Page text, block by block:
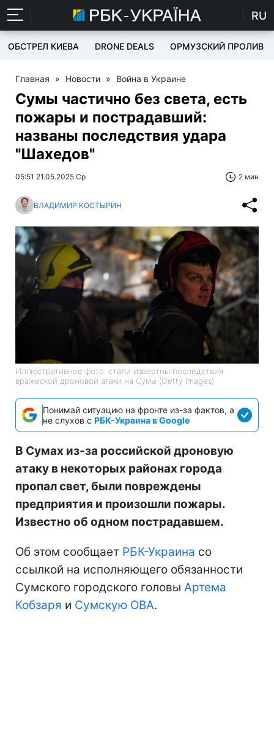
RU
ОБСТРЕЛ КИЕВА DRONE DEALS ОРМУЗСКИЙ ПРОЛИВ
Главная » Новости » Война в Украине
Сумы частично без света, есть
пожары и пострадавший:
названы последствия удара
"Шахедов"
05:51 21.05.2025 Ср 2 мин
ВЛАДИМИР КОСТЫРИН
Иллюстративное фото: стали известны последствия
вражеской дроновой атаки на Сумы (Getty Images)
Понимай ситуацию на фронте из-за фактов, а
не слухов с РБК-Украина в Google
В Сумах из-за российской дроновую
атаку в некоторых районах города
пропал свет, были повреждены
предприятия и произошли пожары.
Известно об одном пострадавшем.
Об этом сообщает РБК-Украина со
ссылкой на исполняющего обязанности
Сумского городского головы Артема
Кобзаря и Сумскую ОВА.